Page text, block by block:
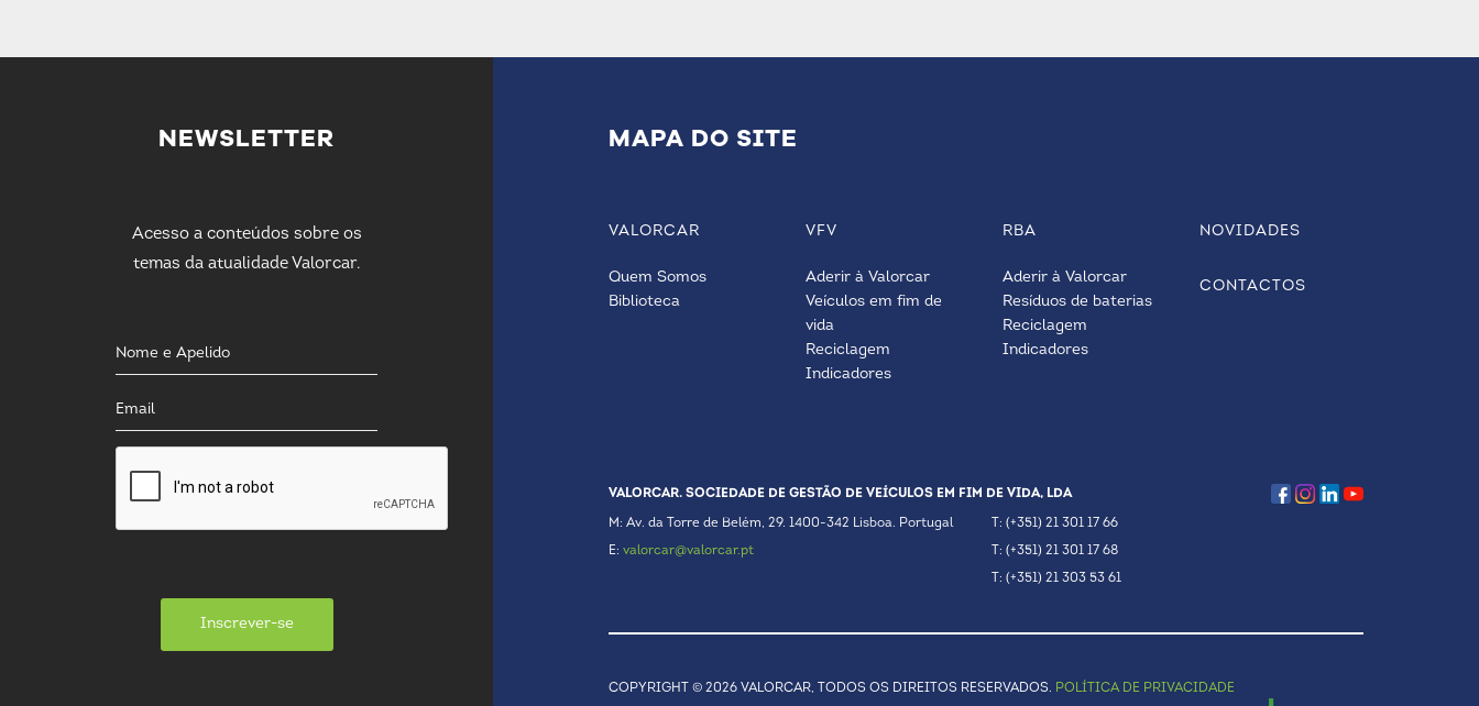
NEWSLETTER
Acesso a conteúdos sobre os
temas da atualidade Valorcar.
Inscrever-se
MAPA DO SITE
VALORCAR
Quem Somos
Biblioteca
VFV
Aderir à Valorcar
Veículos em fim de
vida
Reciclagem
Indicadores
RBA
Aderir à Valorcar
Resíduos de baterias
Reciclagem
Indicadores
NOVIDADES
CONTACTOS
VALORCAR. SOCIEDADE DE GESTÃO DE VEÍCULOS EM FIM DE VIDA, LDA
M: Av. da Torre de Belém, 29. 1400-342 Lisboa. Portugal
E: valorcar@valorcar.pt
T: (+351) 21 301 17 66
T: (+351) 21 301 17 68
T: (+351) 21 303 53 61
COPYRIGHT © 2026 VALORCAR, TODOS OS DIREITOS RESERVADOS. POLÍTICA DE PRIVACIDADE